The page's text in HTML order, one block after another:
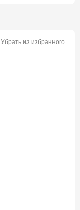
Убрать из избранного